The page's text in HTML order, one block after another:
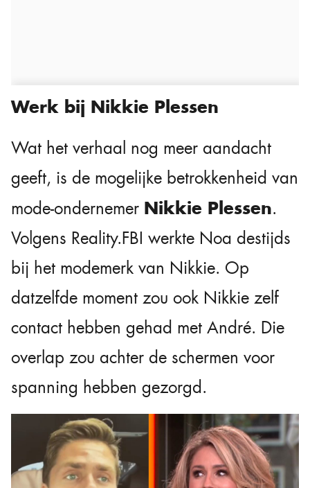
Werk bij Nikkie Plessen
Wat het verhaal nog meer aandacht
geeft, is de mogelijke betrokkenheid van
mode-ondernemer Nikkie Plessen.
Volgens Reality.FBI werkte Noa destijds
bij het modemerk van Nikkie. Op
datzelfde moment zou ook Nikkie zelf
contact hebben gehad met André. Die
overlap zou achter de schermen voor
spanning hebben gezorgd.